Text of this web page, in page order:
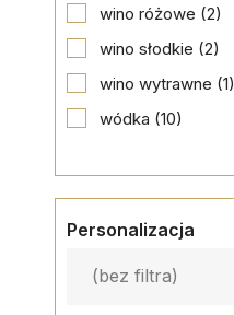
wino różowe (2)
wino słodkie (2)
wino wytrawne (1)
wódka (10)
Personalizacja
(bez filtra)